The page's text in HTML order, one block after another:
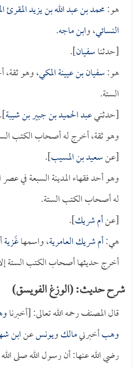
هو:محمد بن عبد الله بن يزيد المقرئ
النسائي، وابن ماجه.
[حدثناسفيان].
هو:سفيان بن عيينة المكي، وهو
الستة.
[حدثنيعبد الحميد بن جبير بن شيبة].
وهو ثقة، أخرج له أصحاب الكتب
[عنسعيد بن المسيب].
وهو أحد فقهاء المدينة السبعة في
له أصحاب الكتب الستة.
[عنأم شريك].
هي:أم شريك العامرية، واسمهاغَزية
أخرج حديثها أصحاب الكتب الستة
شرح حديث: (الوزغ الفويسق)
قال المصنف رحمه الله تعالى: [أخبرنا
وهبأخبرنيمالكويونسعنابن
رضي الله عنها: أن رسول الله صلى